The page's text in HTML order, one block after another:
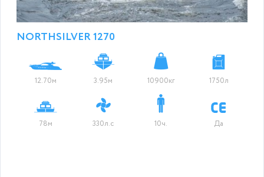
NORTHSILVER 1270
12.70м 3.95м 10900кг 1750л
78м 330л.с 10ч. Да